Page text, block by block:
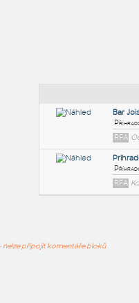
nelze připojit komentáře bloků